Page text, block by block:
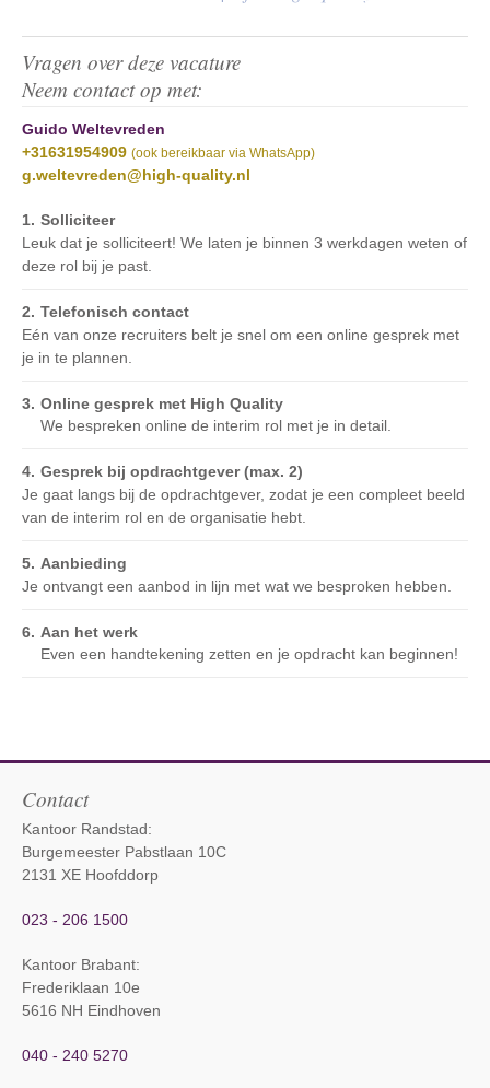
Vragen over deze vacature
Neem contact op met:
Guido Weltevreden
+31631954909 (ook bereikbaar via WhatsApp)
g.weltevreden@high-quality.nl
Solliciteer
Leuk dat je solliciteert! We laten je binnen 3 werkdagen weten of
deze rol bij je past.
Telefonisch contact
Eén van onze recruiters belt je snel om een online gesprek met
je in te plannen.
Online gesprek met High Quality
We bespreken online de interim rol met je in detail.
Gesprek bij opdrachtgever (max. 2)
Je gaat langs bij de opdrachtgever, zodat je een compleet beeld
van de interim rol en de organisatie hebt.
Aanbieding
Je ontvangt een aanbod in lijn met wat we besproken hebben.
Aan het werk
Even een handtekening zetten en je opdracht kan beginnen!
Contact
Kantoor Randstad:
Burgemeester Pabstlaan 10C
2131 XE Hoofddorp
023 - 206 1500
Kantoor Brabant:
Frederiklaan 10e
5616 NH Eindhoven
040 - 240 5270